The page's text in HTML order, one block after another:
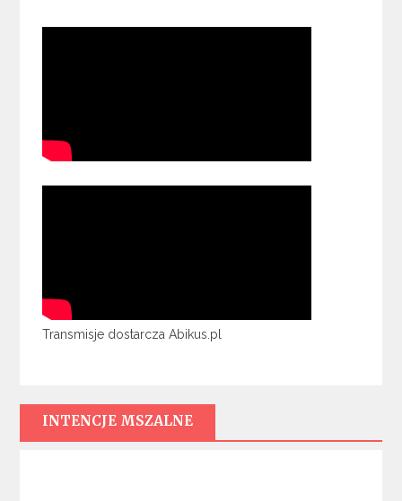
Transmisje dostarcza Abikus.pl
INTENCJE MSZALNE